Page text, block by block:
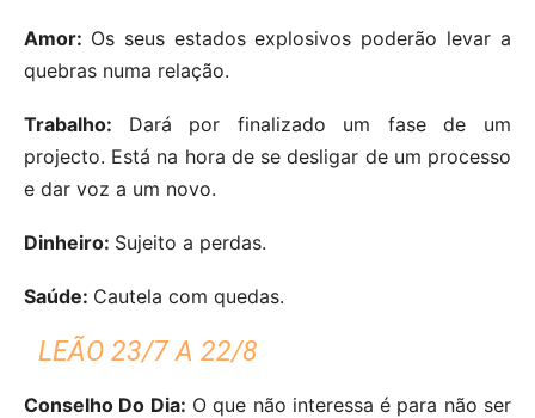
Amor: Os seus estados explosivos poderão levar a
quebras numa relação.
Trabalho: Dará por finalizado um fase de um
projecto. Está na hora de se desligar de um processo
e dar voz a um novo.
Dinheiro: Sujeito a perdas.
Saúde: Cautela com quedas.
LEÃO 23/7 A 22/8
Conselho Do Dia: O que não interessa é para não ser